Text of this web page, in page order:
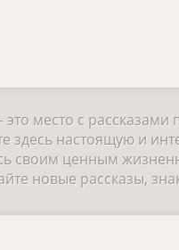
место с
здесь настоящую и
своим ценным
новые рассказы,